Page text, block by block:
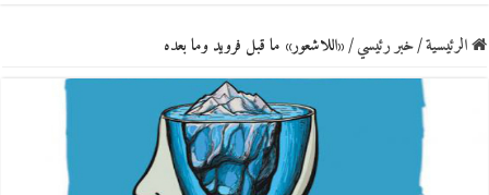
الرئيسية/خبر رئيسي/«اللاشعور» ما قبل فرويد وما بعده